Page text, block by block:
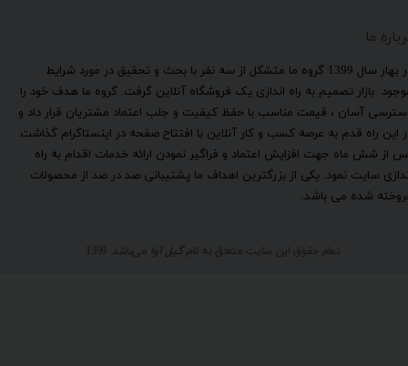
ما
​در بهار سال 1399 گروه ما متشکل از سه نفر با بحث و تحقیق در مورد شرایط
بازار تصمیم به راه اندازی یک فروشگاه آنلاین گرفت. گروه ما هدف خود را
آسان ، قیمت مناسب با حفظ کیفیت و جلب اعتماد مشتریان قرار داد و
این راه قدم به عرصه کسب و کار آنلاین با افتتاح صفحه در اینستاگرام گذاشت.
از شش ماه جهت افزایش اعتماد و فراگیر نمودن ارائه خدمات اقدام به راه
سایت نمود. یکی از بزرگترین اهداف ما پشتیبانی صد در صد از محصولات
شده می باشد.
تمام حقوق این سایت متعلق به نام گیل آوا می‌باشد. 1399